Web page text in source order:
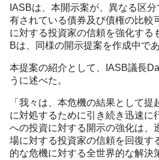
IASBは、本開示案が、異なる区
有されている債券及び債権の比較
に対する投資家の信頼を強化する
Bは、同様の開示提案を作成中であ
本提案の紹介として、IASB議長
うに述べた。
「我々は、本危機の結果として
に対処するために引き続き迅速に
への投資に対する開示の強化は、
場に対する投資家の信頼を回復す
的な危機に対する全世界的な解決